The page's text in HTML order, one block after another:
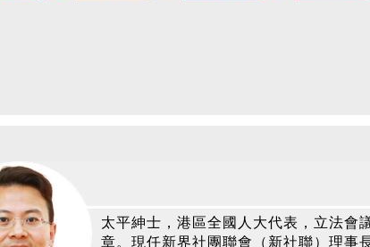
太平紳士，港區全國人大代表，立法會
章。現任新界社團聯會（新社聯）理事